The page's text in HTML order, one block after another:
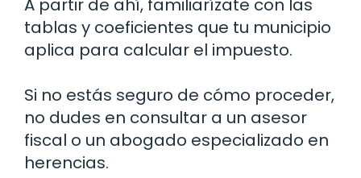
A partir de ahí, familiarízate con las
tablas y coeficientes que tu municipio
aplica para calcular el impuesto.
Si no estás seguro de cómo proceder,
no dudes en consultar a un asesor
fiscal o un abogado especializado en
herencias.